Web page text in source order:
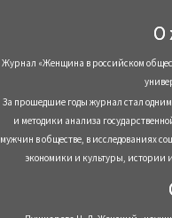
О
Журнал «Женщина в российском
За прошедшие годы журнал стал
и методики анализа
мужчин в обществе, в исследованиях
экономики и культуры, истории